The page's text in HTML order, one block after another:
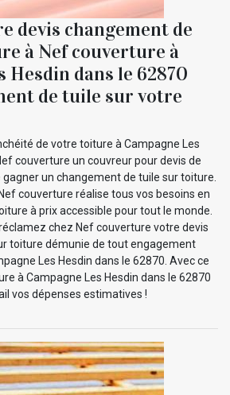
devis changement de
à Nef couverture à
Hesdin dans le 62870
de tuile sur votre
de votre toiture à Campagne Les
couverture un couvreur pour devis de
un changement de tuile sur toiture.
couverture réalise tous vos besoins en
à prix accessible pour tout le monde.
chez Nef couverture votre devis
toiture démunie de tout engagement
Les Hesdin dans le 62870. Avec ce
à Campagne Les Hesdin dans le 62870
vos dépenses estimatives !